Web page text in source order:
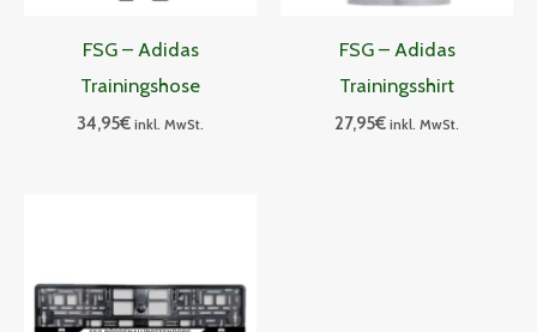
FSG – Adidas
Trainingshose
34,95€ inkl. MwSt.
FSG – Adidas
Trainingsshirt
27,95€ inkl. MwSt.